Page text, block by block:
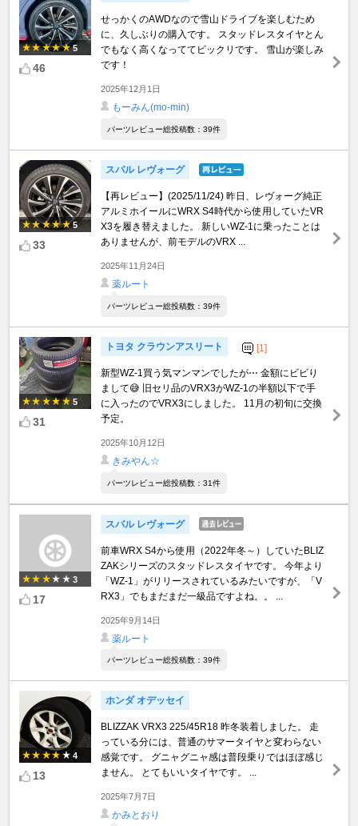
5
46
せっかくのAWDなので雪山ドライブを楽しむため
に、久しぶりの購入です。 スタッドレスタイヤとん
でもなく高くなっててビックリです。 雪山が楽しみ
です！
2025年12月1日
もーみん(mo-min)
パーツレビュー総投稿数：39件
5
33
スバル レヴォーグ
【再レビュー】(2025/11/24) 昨日、レヴォーグ純正
アルミホイールにWRX S4時代から使用していたVR
X3を履き替えました。 新しいWZ-1に乗ったことは
ありませんが、前モデルのVRX ...
2025年11月24日
薬ルート
パーツレビュー総投稿数：39件
5
31
トヨタ クラウンアスリート [1]
新型WZ-1買う気マンマンでしたが⋯ 金額にビビり
まして😅 旧セリ品のVRX3がWZ-1の半額以下で手
に入ったのでVRX3にしました。 11月の初旬に交換
予定。
2025年10月12日
きみやん☆
パーツレビュー総投稿数：31件
3
17
スバル レヴォーグ
前車WRX S4から使用（2022年冬～）していたBLIZ
ZAKシリーズのスタッドレスタイヤです。 今年より
「WZ-1」がリリースされているみたいですが、「V
RX3」でもまだまだ一級品ですよね。。 ...
2025年9月14日
薬ルート
パーツレビュー総投稿数：39件
4
13
ホンダ オデッセイ
BLIZZAK VRX3 225/45R18 昨冬装着しました。 走
っている分には、普通のサマータイヤと変わらない
感覚です。 グニャグニャ感は普段乗りではほぼ感じ
ません。 とてもいいタイヤです。 ...
2025年7月7日
かみとおり